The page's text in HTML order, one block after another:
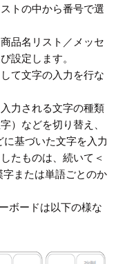
トの中から番号で選
品名リスト／メッセ
設定します。
て文字の入力を行な
力される文字の種類
）などを切り替え、
基づいた文字を入力
たものは、続いて＜
または単語ごとのか
ボードは以下の様な